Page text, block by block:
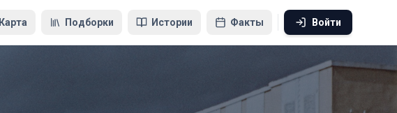
Карта Подборки Истории Факты Войти